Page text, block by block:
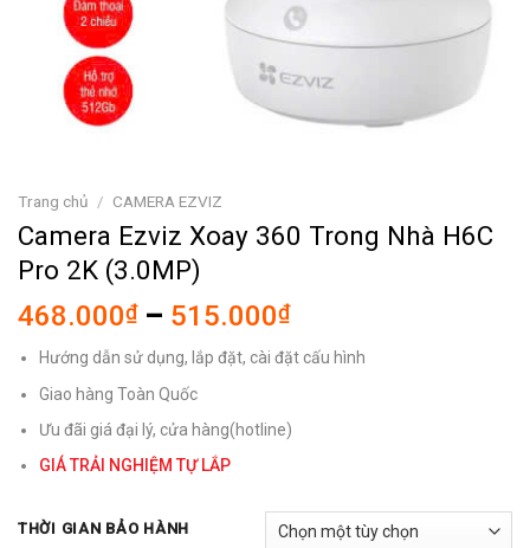
Trang chủ / CAMERA EZVIZ
Camera Ezviz Xoay 360 Trong Nhà H6C
Pro 2K (3.0MP)
468.000₫ – 515.000₫Khoảng
giá:
từ
đến
Hướng dẫn sử dụng, lắp đặt, cài đặt cấu hình
Giao hàng Toàn Quốc
Ưu đãi giá đại lý, cửa hàng(hotline)
GIÁ TRẢI NGHIỆM TỰ LẮP
THỜI GIAN BẢO HÀNH